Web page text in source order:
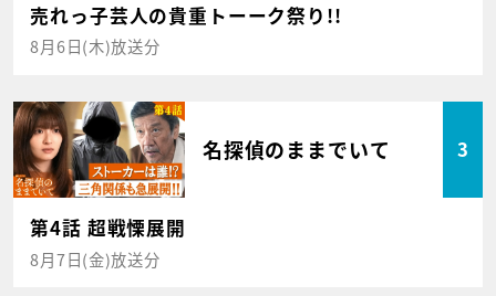
売れっ子芸人の貴重トーーク祭り!!
8月6日(木)放送分
名探偵のままでいて 3
第4話 超戦慄展開
8月7日(金)放送分